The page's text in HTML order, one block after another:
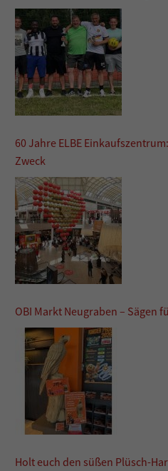
60 Jahre ELBE
Zweck
OBI Markt Neugraben – Sägen
Holt euch den süßen Plüsch-